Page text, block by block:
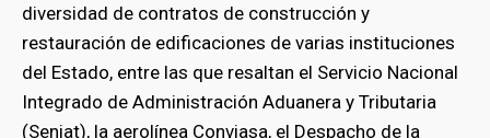
diversidad de contratos de construcción y
restauración de edificaciones de varias instituciones
del Estado, entre las que resaltan el Servicio Nacional
Integrado de Administración Aduanera y Tributaria
(Seniat), la aerolínea Conviasa, el Despacho de la